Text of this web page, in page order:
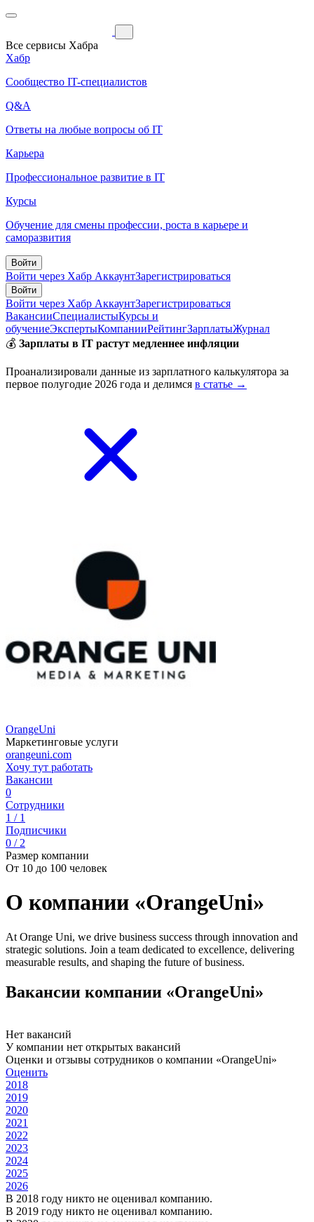
Все сервисы Хабра
Хабр
Сообщество IT-специалистов
Q&A
Ответы на любые вопросы об IT
Карьера
Профессиональное развитие в IT
Курсы
Обучение для смены профессии, роста в карьере и
саморазвития
Войти
Войти через Хабр АккаунтЗарегистрироваться
Войти
Войти через Хабр АккаунтЗарегистрироваться
ВакансииСпециалистыКурсы и
обучениеЭкспертыКомпанииРейтингЗарплатыЖурнал
💰 Зарплаты в IT растут медленнее инфляции
Проанализировали данные из зарплатного калькулятора за
первое полугодие 2026 года и делимся в статье →
OrangeUni
Маркетинговые услуги
orangeuni.com
Хочу тут работать
Вакансии
0
Сотрудники
1 / 1
Подписчики
0 / 2
Размер компании
От 10 до 100 человек
О компании «OrangeUni»
At Orange Uni, we drive business success through innovation and
strategic solutions. Join a team dedicated to excellence, delivering
measurable results, and shaping the future of business.
Вакансии компании «OrangeUni»
Нет вакансий
У компании нет открытых вакансий
Оценки и отзывы сотрудников о компании «OrangeUni»
Оценить
2018
2019
2020
2021
2022
2023
2024
2025
2026
В 2018 году никто не оценивал компанию.
В 2019 году никто не оценивал компанию.